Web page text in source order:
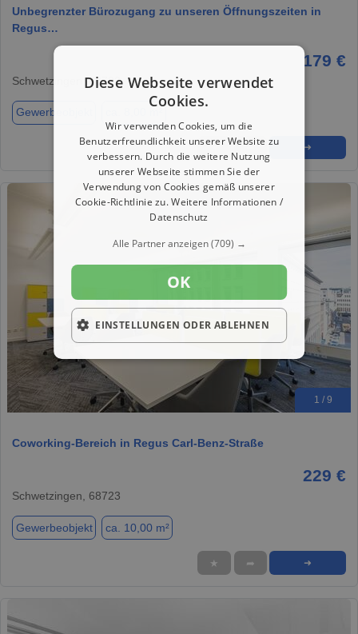
Unbegrenzter Bürozugang zu unseren Öffnungszeiten in
Regus…
179 €
Schwetzingen, 68723
Gewerbeobjekt
★ ➦ ➜
1 / 9
Coworking-Bereich in Regus Carl-Benz-Straße
229 €
Schwetzingen, 68723
Gewerbeobjekt ca. 10,00 m²
★ ➦ ➜
Diese Webseite verwendet
Cookies.
Wir verwenden Cookies, um die
Benutzerfreundlichkeit unserer Website zu
verbessern. Durch die weitere Nutzung
unserer Webseite stimmen Sie der
Verwendung von Cookies gemäß unserer
Cookie-Richtlinie zu.Weitere Informationen /
Datenschutz
Alle Partner anzeigen(709) →
OK
EINSTELLUNGEN ODER ABLEHNEN